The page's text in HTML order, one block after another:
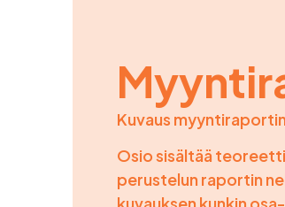
Kuvaus
Osio sisältää
perustelun raportin